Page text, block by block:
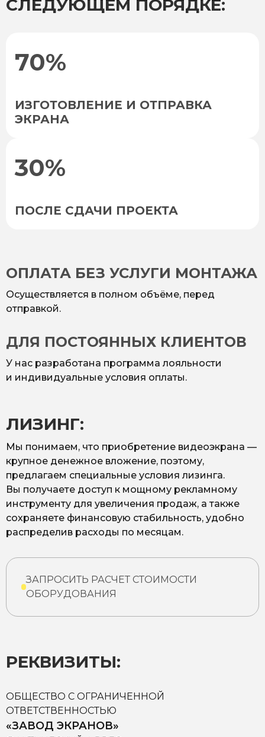
СЛЕДУЮЩЕМ ПОРЯДКЕ:
70%
ИЗГОТОВЛЕНИЕ И ОТПРАВКА
ЭКРАНА
30%
ПОСЛЕ СДАЧИ ПРОЕКТА
ОПЛАТА БЕЗ УСЛУГИ МОНТАЖА
Осуществляется в полном объёме, перед
отправкой.
ДЛЯ ПОСТОЯННЫХ КЛИЕНТОВ
У нас разработана программа лояльности
и индивидуальные условия оплаты.
ЛИЗИНГ:
Мы понимаем, что приобретение видеоэкрана —
крупное денежное вложение, поэтому,
предлагаем специальные условия лизинга.
Вы получаете доступ к мощному рекламному
инструменту для увеличения продаж, а также
сохраняете финансовую стабильность, удобно
распределив расходы по месяцам.
ЗАПРОСИТЬ РАСЧЕТ СТОИМОСТИ
ОБОРУДОВАНИЯ
РЕКВИЗИТЫ:
ОБЩЕСТВО С ОГРАНИЧЕННОЙ
ОТВЕТСТВЕННОСТЬЮ
«ЗАВОД ЭКРАНОВ»